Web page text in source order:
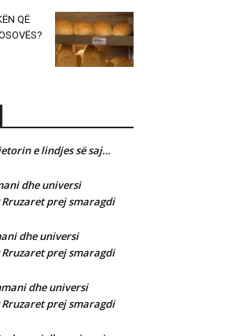
QË
e lindjes së saj…
dhe universi
prej smaragdi
dhe universi
prej smaragdi
dhe universi
prej smaragdi